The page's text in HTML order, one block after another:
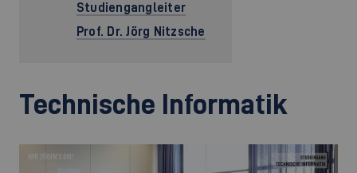
Studiengangleiter
Prof. Dr. Jörg Nitzsche
Technische Informatik